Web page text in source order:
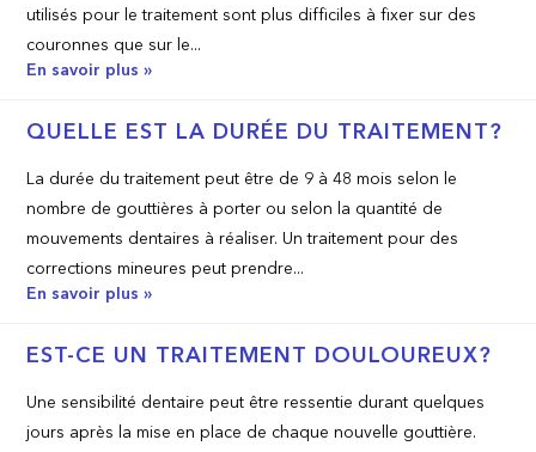
utilisés pour le traitement sont plus difficiles à fixer sur des
couronnes que sur le...
En savoir plus »
QUELLE EST LA DURÉE DU TRAITEMENT?
La durée du traitement peut être de 9 à 48 mois selon le
nombre de gouttières à porter ou selon la quantité de
mouvements dentaires à réaliser. Un traitement pour des
corrections mineures peut prendre...
En savoir plus »
EST-CE UN TRAITEMENT DOULOUREUX?
Une sensibilité dentaire peut être ressentie durant quelques
jours après la mise en place de chaque nouvelle gouttière.